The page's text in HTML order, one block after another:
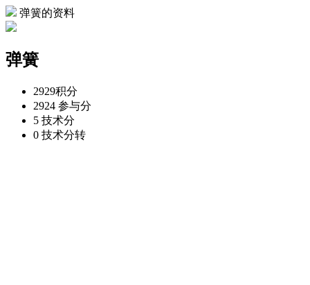
弹簧的资料
弹簧
2929积分
2924 参与分
5 技术分
0 技术分转